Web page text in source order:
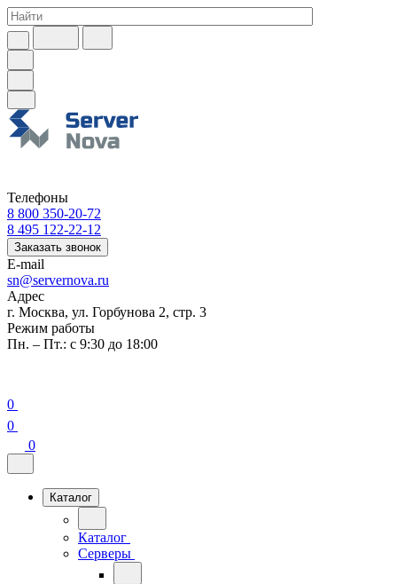
Телефоны
8 800 350-20-72
8 495 122-22-12
Заказать звонок
E-mail
sn@servernova.ru
Адрес
г. Москва, ул. Горбунова 2, стр. 3
Режим работы
Пн. – Пт.: с 9:30 до 18:00
0
0
0
Каталог
Каталог
Серверы